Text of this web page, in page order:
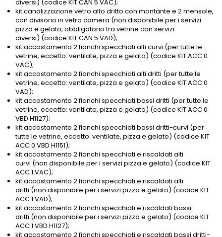
diversi) (codice KIT CAN 5 VAC);
kit canalizzazione vetro alto dritto con montante e 2 mensole,
con divisorio in vetro camera (non disponibile per i servizi
pizza e gelato, obbligatorio tra vetrine con servizi
diversi) (codice KIT CAN 5 VAD);
kit accostamento 2 fianchi specchiati alti curvi (per tutte le
vetrine, eccetto: ventilate, pizza e gelato) (codice KIT ACC 0
VAC);
kit accostamento 2 fianchi specchiati alti dritti (per tutte le
vetrine, eccetto: ventilate, pizza e gelato) (codice KIT ACC 0
VAD);
kit accostamento 2 fianchi specchiati bassi dritti (per tutte le
vetrine, eccetto: ventilate, pizza e gelato) (codice KIT ACC 0
VBD H1127);
kit accostamento 2 fianchi specchiati bassi dritti-curvi (per
tutte le vetrine, eccetto: ventilate, pizza e gelato) (codice KIT
ACC 0 VBD H1151);
kit accostamento 2 fianchi specchiati e riscaldati alti
curvi (non disponibile per i servizi pizza e gelato) (codice KIT
ACC 1 VAC);
kit accostamento 2 fianchi specchiati e riscaldati alti
dritti (non disponibile per i servizi pizza e gelato) (codice KIT
ACC 1 VAD);
kit accostamento 2 fianchi specchiati e riscaldati bassi
dritti (non disponibile per i servizi pizza e gelato) (codice KIT
ACC 1 VBD H1127);
kit accostamento 2 fianchi specchiati e riscaldati bassi dritti-